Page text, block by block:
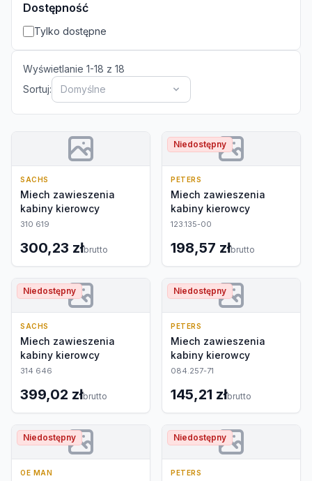
Dostępność
Tylko dostępne
Wyświetlanie 1-18 z 18
Sortuj:
Domyślne
SACHS
Miech zawieszenia
kabiny kierowcy
310 619
300,23 złbrutto
Niedostępny
PETERS
Miech zawieszenia
kabiny kierowcy
123.135-00
198,57 złbrutto
Niedostępny
SACHS
Miech zawieszenia
kabiny kierowcy
314 646
399,02 złbrutto
Niedostępny
PETERS
Miech zawieszenia
kabiny kierowcy
084.257-71
145,21 złbrutto
Niedostępny
OE MAN
Niedostępny
PETERS